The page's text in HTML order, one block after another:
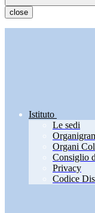
close
Istituto
Le sedi
Organi
Consiglio
Privacy
Codice